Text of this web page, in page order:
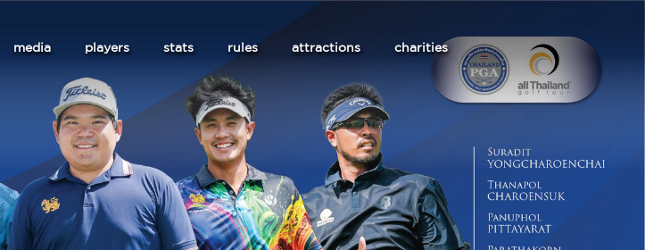
media players stats rules attractions charities